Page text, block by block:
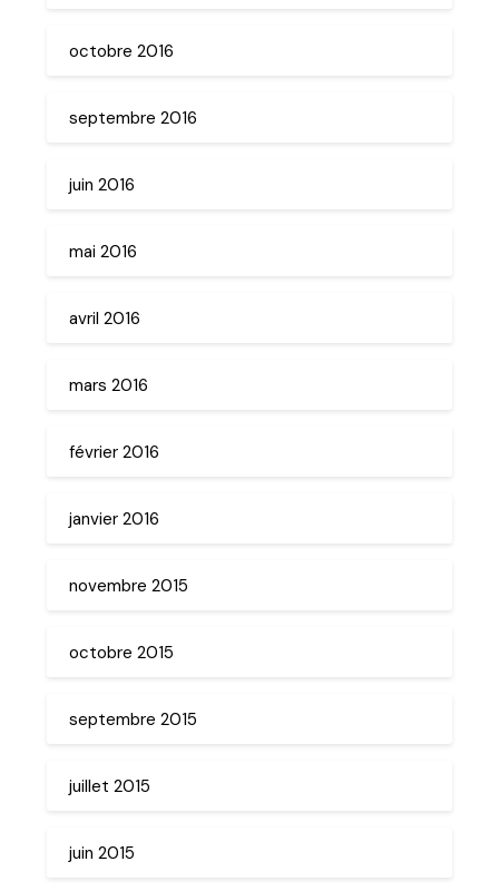
octobre 2016
septembre 2016
juin 2016
mai 2016
avril 2016
mars 2016
février 2016
janvier 2016
novembre 2015
octobre 2015
septembre 2015
juillet 2015
juin 2015